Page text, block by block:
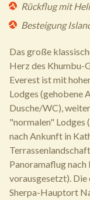
Rückflug mit
Besteigung
Das große
Herz des Khumbu-
Everest ist mit
Lodges (gehobene
Dusche/WC),
"normalen" Lodges
nach Ankunft in
Panoramaflug
vorausgesetzt). Die
Sherpa-Hauptort